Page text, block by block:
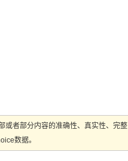
或者部分内容的准确性、真实性、完整
数据。